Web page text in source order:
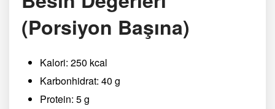
(Porsiyon Başına)
Kalori: 250 kcal
Karbonhidrat: 40 g
Protein: 5 g